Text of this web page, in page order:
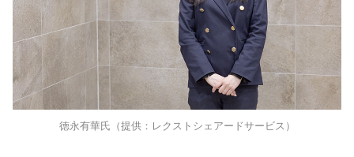
徳永有華氏（提供：レクストシェアードサービス）